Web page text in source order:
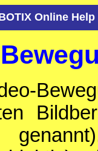
Online Help